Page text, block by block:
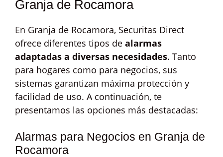
Granja de Rocamora
En Granja de Rocamora, Securitas Direct
ofrece diferentes tipos de alarmas
adaptadas a diversas necesidades. Tanto
para hogares como para negocios, sus
sistemas garantizan máxima protección y
facilidad de uso. A continuación, te
presentamos las opciones más destacadas:
Alarmas para Negocios en Granja de
Rocamora